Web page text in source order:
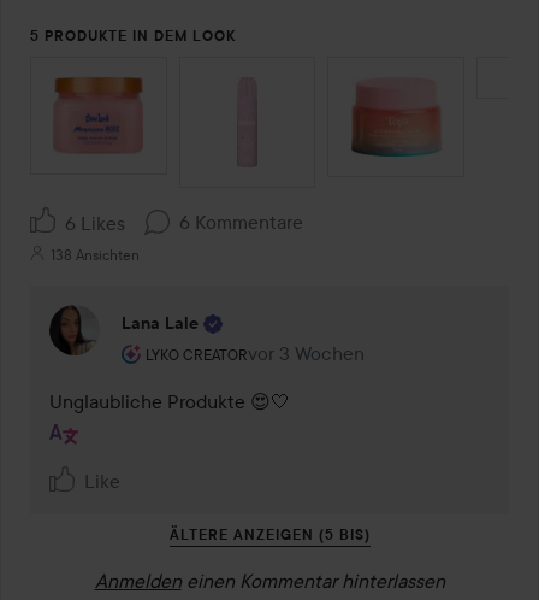
5 PRODUKTE IN DEM LOOK
SEKTION ÜBERSPRINGEN
6 Likes 6 Kommentare
138 Ansichten
Lana Lale
LYKO CREATOR
Rolle des Benutzers: Lyko Creator.
vor 3 Wochen
Kommentaren lades vor 3 Wochen
Unglaubliche Produkte 😍🤍
Like
ÄLTERE ANZEIGEN (5 BIS)
Anmelden einen Kommentar hinterlassen